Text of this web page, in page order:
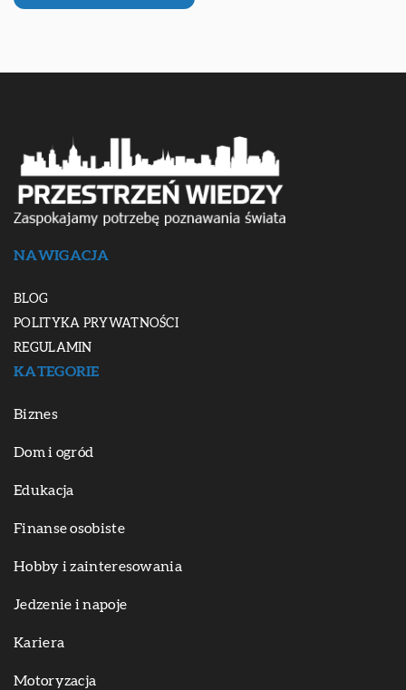
NAWIGACJA
BLOG
POLITYKA PRYWATNOŚCI
REGULAMIN
KATEGORIE
Biznes
Dom i ogród
Edukacja
Finanse osobiste
Hobby i zainteresowania
Jedzenie i napoje
Kariera
Motoryzacja